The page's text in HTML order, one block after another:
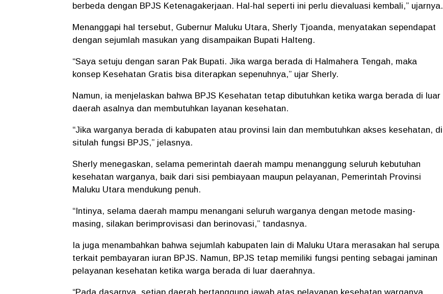
berbeda dengan BPJS Ketenagakerjaan. Hal-hal seperti ini perlu dievaluasi kembali,” ujarnya.
Menanggapi hal tersebut, Gubernur Maluku Utara, Sherly Tjoanda, menyatakan sependapat
dengan sejumlah masukan yang disampaikan Bupati Halteng.
“Saya setuju dengan saran Pak Bupati. Jika warga berada di Halmahera Tengah, maka
konsep Kesehatan Gratis bisa diterapkan sepenuhnya,” ujar Sherly.
Namun, ia menjelaskan bahwa BPJS Kesehatan tetap dibutuhkan ketika warga berada di luar
daerah asalnya dan membutuhkan layanan kesehatan.
“Jika warganya berada di kabupaten atau provinsi lain dan membutuhkan akses kesehatan, di
situlah fungsi BPJS,” jelasnya.
Sherly menegaskan, selama pemerintah daerah mampu menanggung seluruh kebutuhan
kesehatan warganya, baik dari sisi pembiayaan maupun pelayanan, Pemerintah Provinsi
Maluku Utara mendukung penuh.
“Intinya, selama daerah mampu menangani seluruh warganya dengan metode masing-
masing, silakan berimprovisasi dan berinovasi,” tandasnya.
Ia juga menambahkan bahwa sejumlah kabupaten lain di Maluku Utara merasakan hal serupa
terkait pembayaran iuran BPJS. Namun, BPJS tetap memiliki fungsi penting sebagai jaminan
pelayanan kesehatan ketika warga berada di luar daerahnya.